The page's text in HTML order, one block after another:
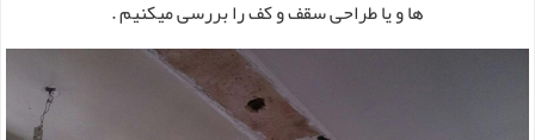
ها و یا طراحی سقف و کف را بررسی میکنیم .